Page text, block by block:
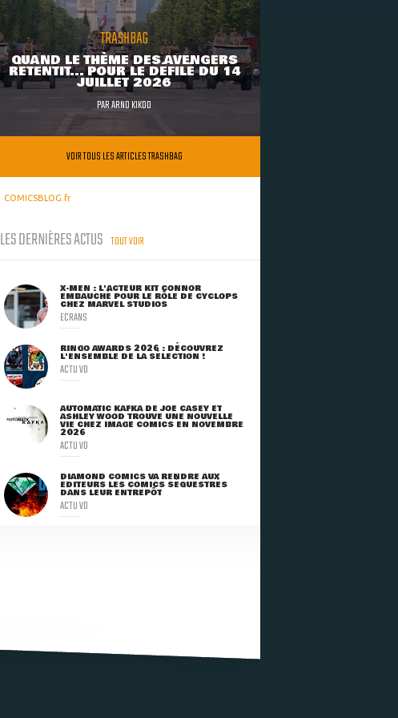
TRASHBAG
QUAND LE THÈME DES AVENGERS
RETENTIT... POUR LE DÉFILÉ DU 14
JUILLET 2026
PARARNO KIKOO
VOIR TOUS LES ARTICLES TRASHBAG
COMICSBLOG.fr
LES DERNIÈRES ACTUS TOUT VOIR
X-MEN : L'ACTEUR KIT CONNOR
EMBAUCHÉ POUR LE RÔLE DE CYCLOPS
CHEZ MARVEL STUDIOS
ECRANS
RINGO AWARDS 2026 : DÉCOUVREZ
L'ENSEMBLE DE LA SÉLECTION !
ACTU VO
AUTOMATIC KAFKA DE JOE CASEY ET
ASHLEY WOOD TROUVE UNE NOUVELLE
VIE CHEZ IMAGE COMICS EN NOVEMBRE
2026
ACTU VO
DIAMOND COMICS VA RENDRE AUX
ÉDITEURS LES COMICS SÉQUESTRÉS
DANS LEUR ENTREPÔT
ACTU VO